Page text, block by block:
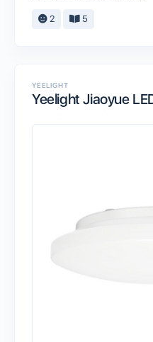
2 5
YEELIGHT
Yeelight Jiaoyue